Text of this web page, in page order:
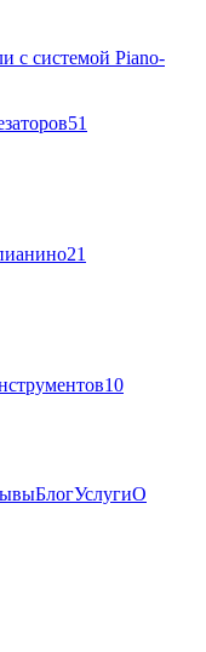
с системой Piano-
51
21
10
БлогУслугиО